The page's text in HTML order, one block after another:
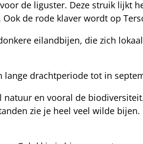
de liguster. Deze struik lijkt
de rode klaver wordt op
eilandbijen, die zich
drachtperiode tot in
en vooral de
zie je heel veel wilde